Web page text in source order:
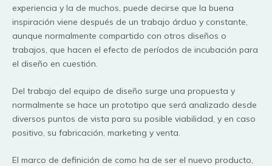
experiencia y la de muchos, puede decirse que la buena
inspiración viene después de un trabajo árduo y constante,
aunque normalmente compartido con otros diseños o
trabajos, que hacen el efecto de períodos de incubación para
el diseño en cuestión.
Del trabajo del equipo de diseño surge una propuesta y
normalmente se hace un prototipo que será analizado desde
diversos puntos de vista para su posible viabilidad, y en caso
positivo, su fabricación, marketing y venta.
El marco de definición de como ha de ser el nuevo producto,